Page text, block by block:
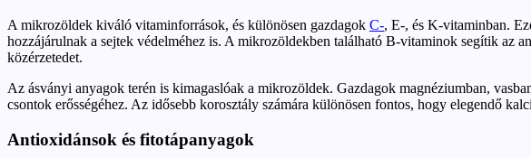
A mikrozöldek kiváló vitaminforrások, és különösen gazdagok C-, E-, és K-vitaminban.
hozzájárulnak a sejtek védelméhez is. A mikrozöldekben található B-vitaminok segítik az
közérzetedet.
Az ásványi anyagok terén is kimagaslóak a mikrozöldek. Gazdagok magnéziumban,
csontok erősségéhez. Az idősebb korosztály számára különösen fontos, hogy elegendő
Antioxidánsok és fitotápanyagok